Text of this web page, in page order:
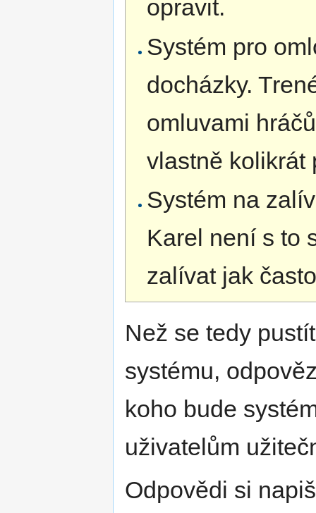
opravit.
Systém pro
docházky.
omluvami
vlastně kolikrát
Systém na
Karel není s to
zalívat jak
Než se tedy
systému,
koho bude
uživatelům
Odpovědi si